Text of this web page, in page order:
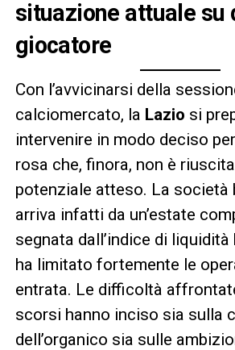
situazione attuale su
giocatore
Con l’avvicinarsi della
calciomercato, la Lazio si
intervenire in modo deciso
rosa che, finora, non è
potenziale atteso. La società
arriva infatti da un’estate
segnata dall’indice di
ha limitato fortemente le
entrata. Le difficoltà
scorsi hanno inciso sia sulla
dell’organico sia sulle